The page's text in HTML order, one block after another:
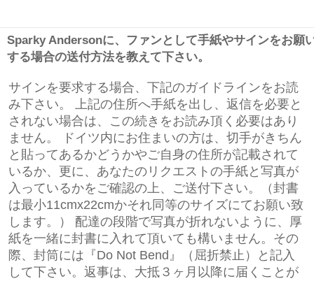
Sparky Andersonに、ファンとして手紙やサインをお願
する場合の送付方法を教えて下さい。
サインを要求する場合、下記のガイドラインをお読
み下さい。 上記の住所へ手紙を出し、返信を必要と
されない場合は、この続きをお読み頂く必要はあり
ません。 ドイツ内にお住まいの方は、切手がきちん
と貼ってあるかどうかやご自身の住所が記載されて
いるか、更に、あなたのリクエストの手紙と写真が
入っているかをご確認の上、ご送付下さい。（封書
は最小11cmx22cmかそれ同等のサイズにてお願い致
します。） 配達の段階で写真が折れないように、厚
紙を一緒に封書に入れて頂いても構いません。その
際、封筒には『Do Not Bend』（屈折禁止）と記入
して下さい。返事は、大抵３ヶ月以降に届くことが